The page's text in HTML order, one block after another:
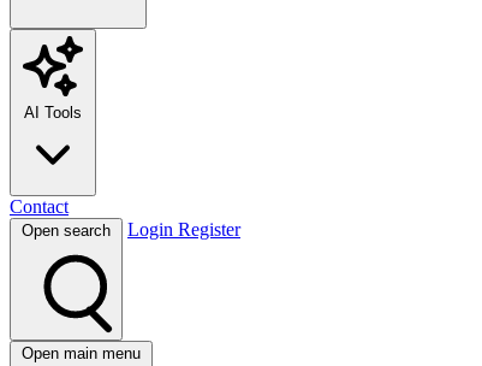
AI Tools
Contact
Open search Login Register
Open main menu